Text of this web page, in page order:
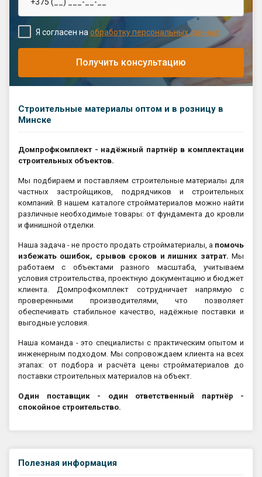
Получить консультацию
Я согласен наобработку персональных данных
Строительные материалы оптом и в розницу в
Минске
Домпрофкомплект - надёжный партнёр в комплектации
строительных объектов.
Мы подбираем и поставляем строительные материалы для
частных застройщиков, подрядчиков и строительных
компаний. В нашем каталоге стройматериалов можно найти
различные необходимые товары: от фундамента до кровли
и финишной отделки.
Наша задача - не просто продать стройматериалы, а помочь
избежать ошибок, срывов сроков и лишних затрат. Мы
работаем с объектами разного масштаба, учитываем
условия строительства, проектную документацию и бюджет
клиента. Домпрофкомплект сотрудничает напрямую с
проверенными производителями, что позволяет
обеспечивать стабильное качество, надёжные поставки и
выгодные условия.
Наша команда - это специалисты с практическим опытом и
инженерным подходом. Мы сопровождаем клиента на всех
этапах: от подбора и расчёта цены стройматериалов до
поставки строительных материалов на объект.
Один поставщик - один ответственный партнёр -
спокойное строительство.
Полезная информация